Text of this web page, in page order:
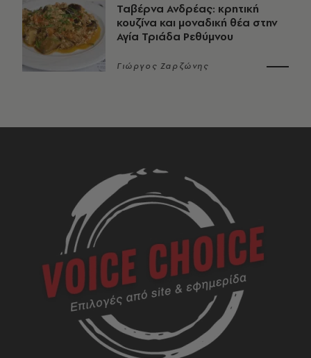
Ταβέρνα Ανδρέας: κρητική
κουζίνα και μοναδική θέα στην
Αγία Τριάδα Ρεθύμνου
Γιώργος Ζαρζώνης